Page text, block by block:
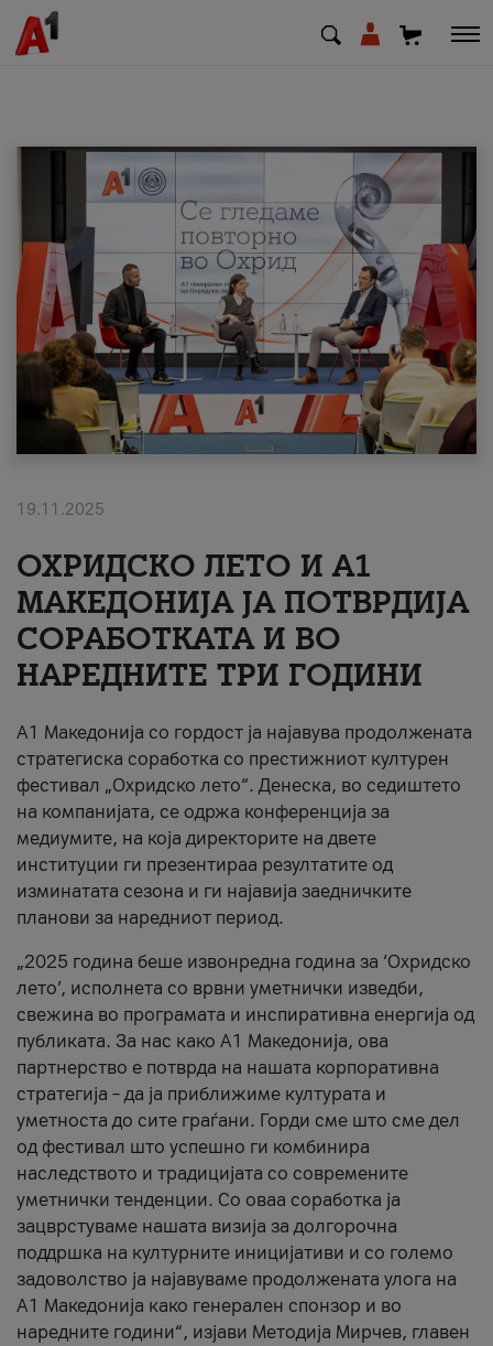
МК SQ
Приватни Деловни
Поддршка
Надополни кредит
#ПодобарОнлајн
19.11.2025
ОХРИДСКО ЛЕТО И A1
МАКЕДОНИЈА ЈА ПОТВРДИЈА
СОРАБОТКАТА И ВО
НАРЕДНИТЕ ТРИ ГОДИНИ
A1 Македонија со гордост ја најавува продолжената
стратегиска соработка со престижниот културен
фестивал „Охридско лето“. Денеска, во седиштето
на компанијата, се одржа конференција за
медиумите, на која директорите на двете
институции ги презентираа резултатите од
изминатата сезона и ги најавија заедничките
планови за наредниот период.
„2025 година беше извонредна година за ‘Охридско
лето’, исполнета со врвни уметнички изведби,
свежина во програмата и инспиративна енергија од
публиката. За нас како A1 Македонија, ова
партнерство е потврда на нашата корпоративна
стратегија – да ја приближиме културата и
уметноста до сите граѓани. Горди сме што сме дел
од фестивал што успешно ги комбинира
наследството и традицијата со современите
уметнички тенденции. Со оваа соработка ја
зацврстуваме нашата визија за долгорочна
поддршка на културните иницијативи и со големо
задоволство ја најавуваме продолжената улога на
A1 Македонија како генерален спонзор и во
наредните години“, изјави Методија Мирчев, главен